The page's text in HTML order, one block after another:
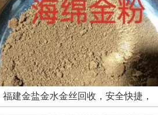
福建金盐金水金丝回收，安全快捷，